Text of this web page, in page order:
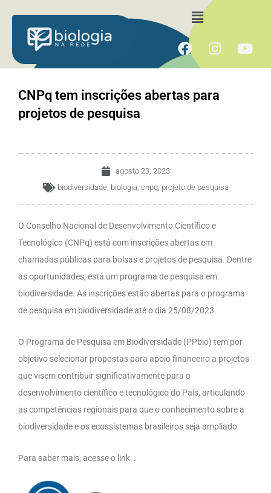
para
conteúdo
Menu
F
a
e
b
I
t
a
m
Y
CNPq tem inscrições abertas para
projetos de pesquisa
agosto 23, 2023
biodiversidade, biologia, cnpq, projeto de pesquisa
O Conselho Nacional de Desenvolvimento Científico e
Tecnológico (CNPq) está com inscrições abertas em
chamadas públicas para bolsas e projetos de pesquisa. Dentre
as oportunidades, está um programa de pesquisa em
biodiversidade. As inscrições estão abertas para o programa
de pesquisa em biodiversidade até o dia 25/08/2023.
O Programa de Pesquisa em Biodiversidade (PPbio) tem por
objetivo selecionar propostas para apoio financeiro a projetos
que visem contribuir significativamente para o
desenvolvimento científico e tecnológico do País, articulando
as competências regionais para que o conhecimento sobre a
biodiversidade e os ecossistemas brasileiros seja ampliado.
Para saber mais, acesse o link: .